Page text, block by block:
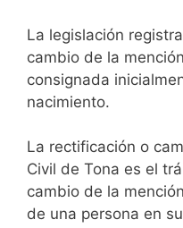
La legislación
cambio de la
consignada
nacimiento.
La rectificación o
Civil de Tona es el
cambio de la
de una persona en